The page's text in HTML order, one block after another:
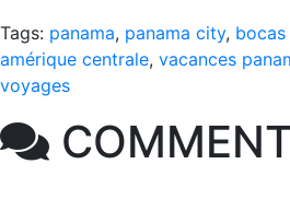
Tags: panama, panama city,
amérique centrale, vacances
voyages